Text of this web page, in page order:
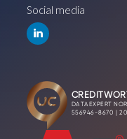
Social media